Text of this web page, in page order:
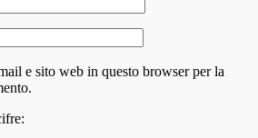
e sito web in questo browser per la